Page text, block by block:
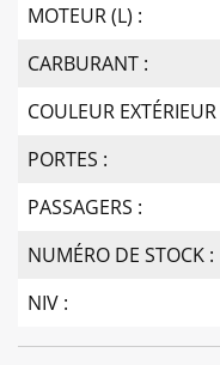
MOTEUR (L) :
CARBURANT :
COULEUR EXTÉRIEUR
PORTES :
PASSAGERS :
NUMÉRO DE STOCK :
NIV :